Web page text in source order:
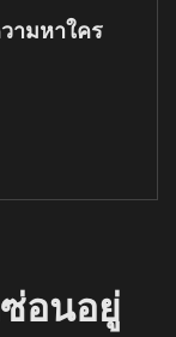
ามหาใคร
อนอยู่